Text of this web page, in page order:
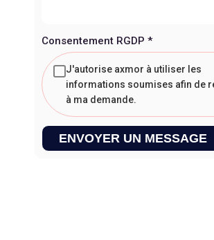
Consentement RGDP *
J'autorise axmor à utiliser les
informations soumises afin de
à ma demande.
ENVOYER UN MESSAGE